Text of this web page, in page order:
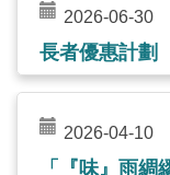
2026-06-30
長者優惠計劃
2026-04-10
「『味』雨